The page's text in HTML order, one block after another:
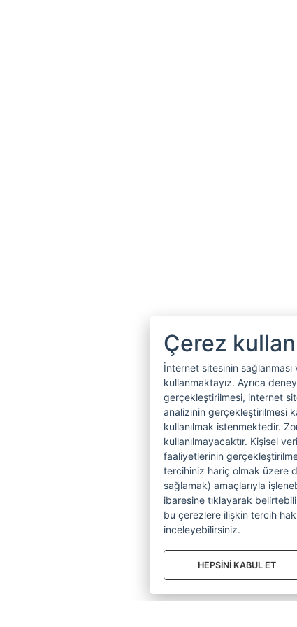
Çerez
İnternet sitesinin
kullanmaktayız. Ayrıca
gerçekleştirilmesi, internet
analizinin gerçekleştirilmesi
kullanılmak istenmektedir.
kullanılmayacaktır. Kişisel
faaliyetlerinin
tercihiniz hariç olmak üzere
sağlamak) amaçlarıyla
ibaresine tıklayarak
bu çerezlere ilişkin tercih
inceleyebilirsiniz.
HEPSİNİ KABUL ET